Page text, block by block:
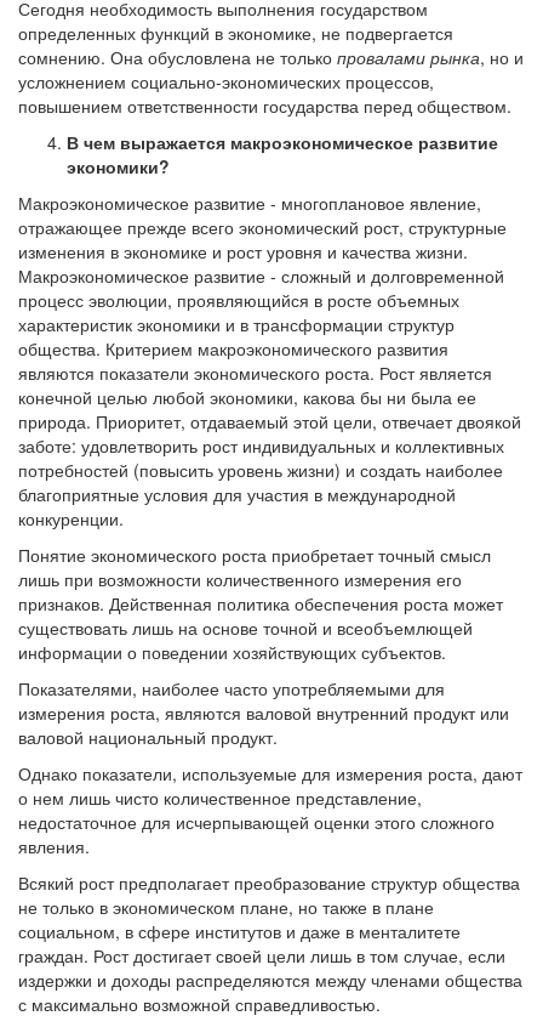
Сегодня необходимость выполнения государством
определенных функций в экономике, не подвергается
сомнению. Она обусловлена не только провалами рынка, но и
усложнением социально-экономических процессов,
повышением ответственности государства перед обществом.
В чем выражается макроэкономическое развитие
экономики?
Макроэкономическое развитие - многоплановое явление,
отражающее прежде всего экономический рост, структурные
изменения в экономике и рост уровня и качества жизни.
Макроэкономическое развитие - сложный и долговременной
процесс эволюции, проявляющийся в росте объемных
характеристик экономики и в трансформации структур
общества. Критерием макроэкономического развития
являются показатели экономического роста. Рост является
конечной целью любой экономики, какова бы ни была ее
природа. Приоритет, отдаваемый этой цели, отвечает двоякой
заботе: удовлетворить рост индивидуальных и коллективных
потребностей (повысить уровень жизни) и создать наиболее
благоприятные условия для участия в международной
конкуренции.
Понятие экономического роста приобретает точный смысл
лишь при возможности количественного измерения его
признаков. Действенная политика обеспечения роста может
существовать лишь на основе точной и всеобъемлющей
информации о поведении хозяйствующих субъектов.
Показателями, наиболее часто употребляемыми для
измерения роста, являются валовой внутренний продукт или
валовой национальный продукт.
Однако показатели, используемые для измерения роста, дают
о нем лишь чисто количественное представление,
недостаточное для исчерпывающей оценки этого сложного
явления.
Всякий рост предполагает преобразование структур общества
не только в экономическом плане, но также в плане
социальном, в сфере институтов и даже в менталитете
граждан. Рост достигает своей цели лишь в том случае, если
издержки и доходы распределяются между членами общества
с максимально возможной справедливостью.